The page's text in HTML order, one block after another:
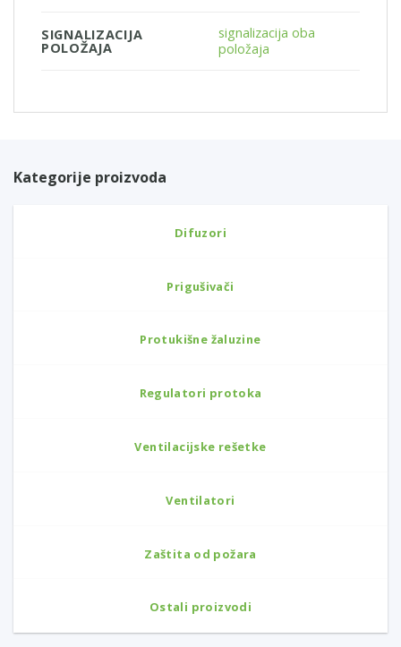
SIGNALIZACIJA
POLOŽAJA
signalizacija oba
položaja
Kategorije proizvoda
Difuzori
Prigušivači
Protukišne žaluzine
Regulatori protoka
Ventilacijske rešetke
Ventilatori
Zaštita od požara
Ostali proizvodi